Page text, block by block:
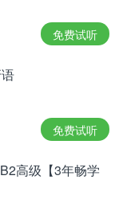
al
que
y que la
más de
antes de la
la necesidad
免费试听
免费试听
高级【3年畅学